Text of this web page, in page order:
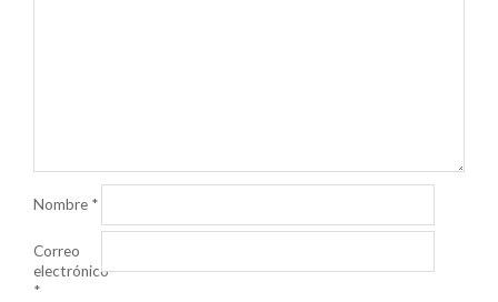
Nombre *
Correo
electrónico
*